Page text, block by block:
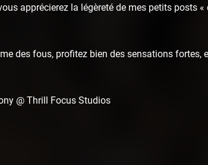
apprécierez la légèreté de mes petits posts
des fous, profitez bien des sensations fortes,